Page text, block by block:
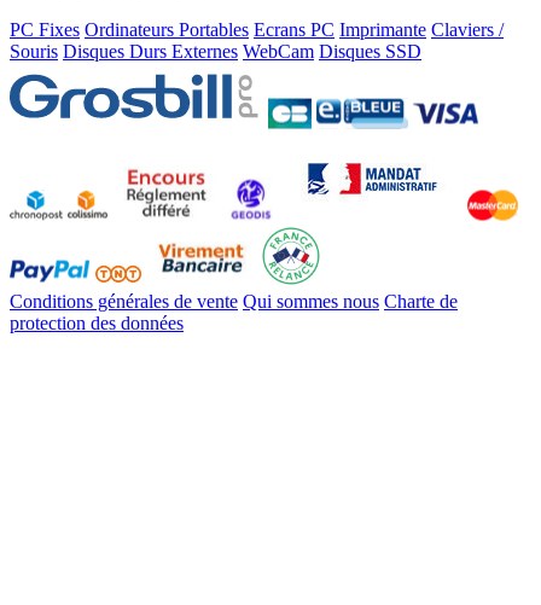
PC Fixes Ordinateurs Portables Ecrans PC Imprimante Claviers /
Souris Disques Durs Externes WebCam Disques SSD
Conditions générales de vente Qui sommes nous Charte de
protection des données